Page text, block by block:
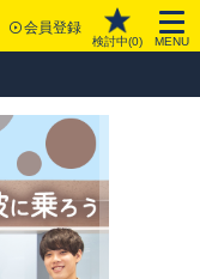
会員登録
検討中(0) MENU